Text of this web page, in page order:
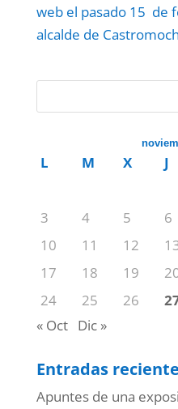
web el pasado 15 de
alcalde de
L M X J
3
4 5 6
10
11 12
17
18 19
24
25 26
« Oct Dic »
Entradas
Apuntes de una